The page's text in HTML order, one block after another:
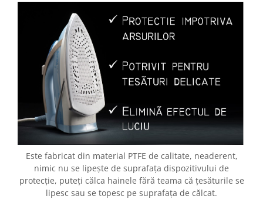
Este fabricat din material PTFE de calitate, neaderent,
nimic nu se lipește de suprafața dispozitivului de
protecție, puteți călca hainele fără teama că țesăturile se
lipesc sau se topesc pe suprafața de călcat.